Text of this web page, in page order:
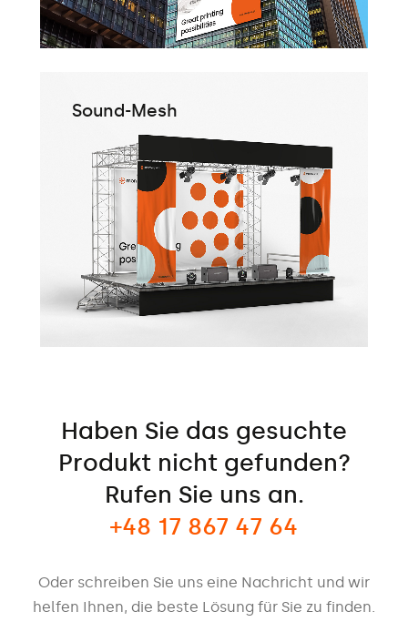
Sound-Mesh
Haben Sie das gesuchte
Produkt nicht gefunden?
Rufen Sie uns an.
+48 17 867 47 64
Oder schreiben Sie uns eine Nachricht und wir
helfen Ihnen, die beste Lösung für Sie zu finden.